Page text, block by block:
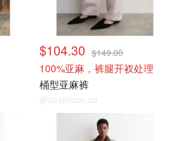
$104.30 $149.00
100%亚麻，裤腿开衩处理
桶型亚麻裤
@dealmoon.ca